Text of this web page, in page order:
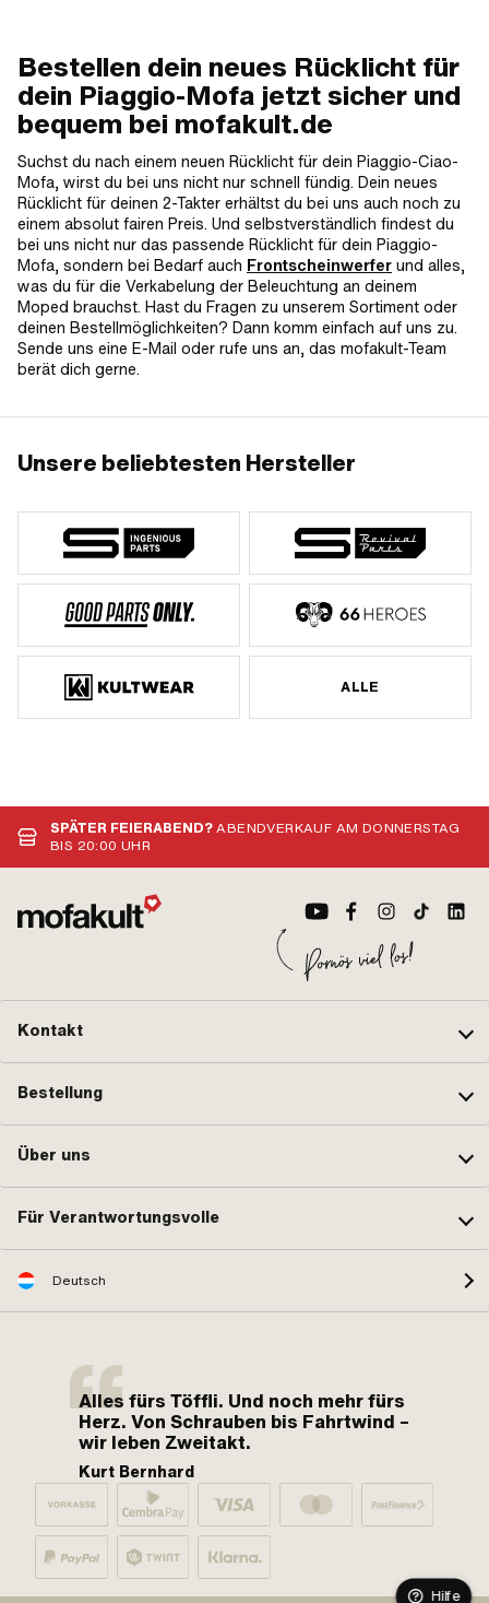
Bestellen dein neues Rücklicht für
dein Piaggio-Mofa jetzt sicher und
bequem bei mofakult.de
Suchst du nach einem neuen Rücklicht für dein Piaggio-Ciao-
Mofa, wirst du bei uns nicht nur schnell fündig. Dein neues
Rücklicht für deinen 2-Takter erhältst du bei uns auch noch zu
einem absolut fairen Preis. Und selbstverständlich findest du
bei uns nicht nur das passende Rücklicht für dein Piaggio-
Mofa, sondern bei Bedarf auch Frontscheinwerfer und alles,
was du für die Verkabelung der Beleuchtung an deinem
Moped brauchst. Hast du Fragen zu unserem Sortiment oder
deinen Bestellmöglichkeiten? Dann komm einfach auf uns zu.
Sende uns eine E-Mail oder rufe uns an, das mofakult-Team
berät dich gerne.
Unsere beliebtesten Hersteller
ALLE
SPÄTER FEIERABEND?ABENDVERKAUF AM DONNERSTAG
BIS 20:00 UHR
Kontakt
Bestellung
Über uns
Für Verantwortungsvolle
Deutsch
Alles fürs Töffli. Und noch mehr fürs
Herz. Von Schrauben bis Fahrtwind –
wir leben Zweitakt.
Kurt Bernhard
Hilfe